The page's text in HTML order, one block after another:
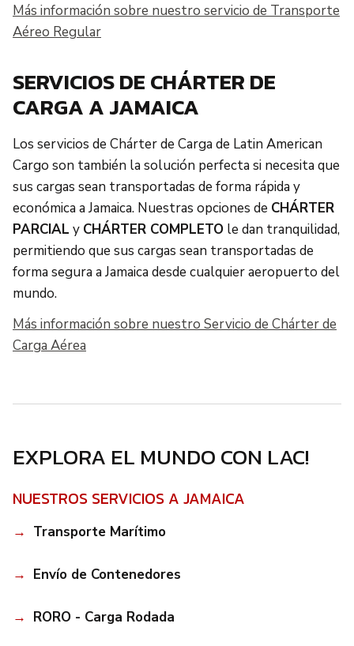
Más información sobre nuestro servicio de Transporte
Aéreo Regular
SERVICIOS DE CHÁRTER DE
CARGA A JAMAICA
Los servicios de Chárter de Carga de Latin American
Cargo son también la solución perfecta si necesita que
sus cargas sean transportadas de forma rápida y
económica a Jamaica. Nuestras opciones de CHÁRTER
PARCIAL y CHÁRTER COMPLETO le dan tranquilidad,
permitiendo que sus cargas sean transportadas de
forma segura a Jamaica desde cualquier aeropuerto del
mundo.
Más información sobre nuestro Servicio de Chárter de
Carga Aérea
EXPLORA EL MUNDO CON LAC!
NUESTROS SERVICIOS A JAMAICA
Transporte Marítimo
Envío de Contenedores
RORO - Carga Rodada